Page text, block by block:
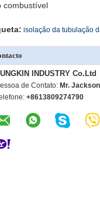
combustível
isolação da tubulação
INDUSTRY Co.Ltd
de Contato: Mr.
+8613809274790